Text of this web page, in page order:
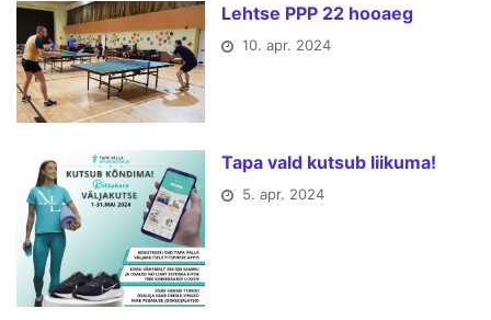
Lehtse PPP 22 hooaeg
10. apr. 2024
Tapa vald kutsub liikuma!
5. apr. 2024